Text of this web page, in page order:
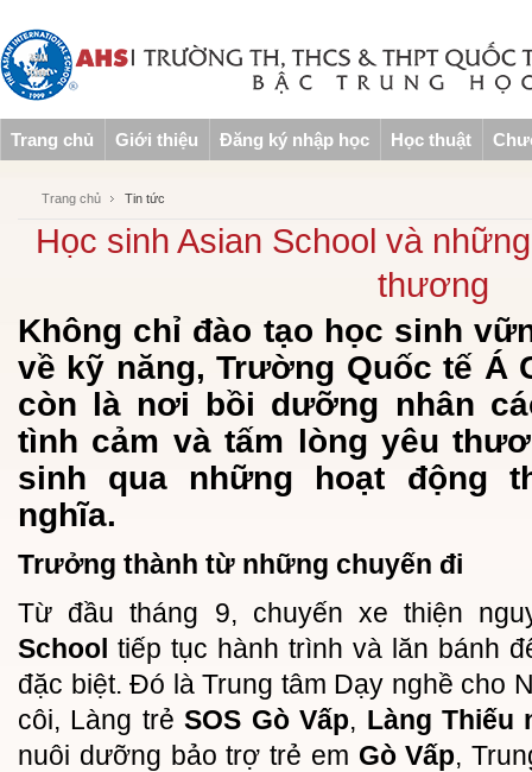
Trang chủ Giới thiệu Đăng ký nhập học Học thuật
Trang chủ Tin tức
Học sinh Asian School và
thương
Không chỉ đào tạo học sinh
về kỹ năng, Trường Quốc tế Á
còn là nơi bồi dưỡng nhân
tình cảm và tấm lòng yêu
sinh qua những hoạt động
nghĩa.
Trưởng thành từ những chuyến đi
Từ đầu tháng 9, chuyến xe thiện
School tiếp tục hành trình và lăn bánh
đặc biệt. Đó là Trung tâm Dạy nghề cho
côi, Làng trẻSOS Gò Vấp, Làng Thiếu
nuôi dưỡng bảo trợ trẻ em Gò Vấp,